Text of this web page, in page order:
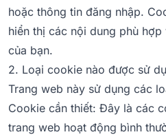
hoặc thông tin đăng nhập.
hiển thị các nội dung phù
của bạn.
2. Loại cookie nào được sử
Trang web này sử dụng các
Cookie cần thiết: Đây là các
trang web hoạt động bình